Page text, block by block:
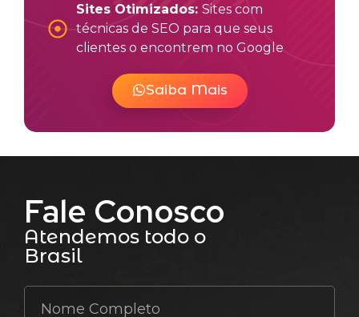
Sites Otimizados: Sites com
técnicas de SEO para que seus
clientes o encontrem no Google
Saiba Mais
Fale Conosco
Atendemos todo o
Brasil